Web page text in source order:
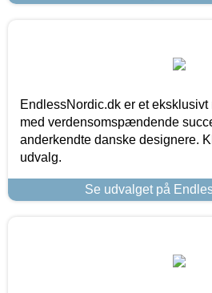
EndlessNordic.dk er et
med verdensomspændende
anderkendte danske designere.
udvalg.
Se udvalget på